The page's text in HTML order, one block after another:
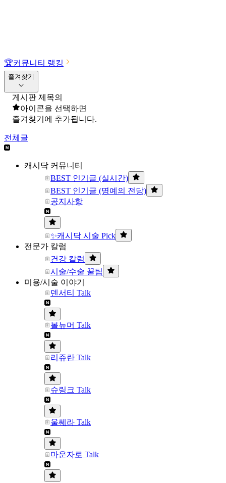
🏆커뮤니티 랭킹
즐겨찾기
게시판 제목의
아이콘을 선택하면
즐겨찾기에 추가됩니다.
전체글
캐시닥 커뮤니티
BEST 인기글 (실시간)
BEST 인기글 (명예의 전당)
공지사항
✨캐시닥 시술 Pick
전문가 칼럼
건강 칼럼
시술/수술 꿀팁
미용/시술 이야기
덴서티 Talk
볼뉴머 Talk
리쥬란 Talk
슈링크 Talk
울쎄라 Talk
마운자로 Talk